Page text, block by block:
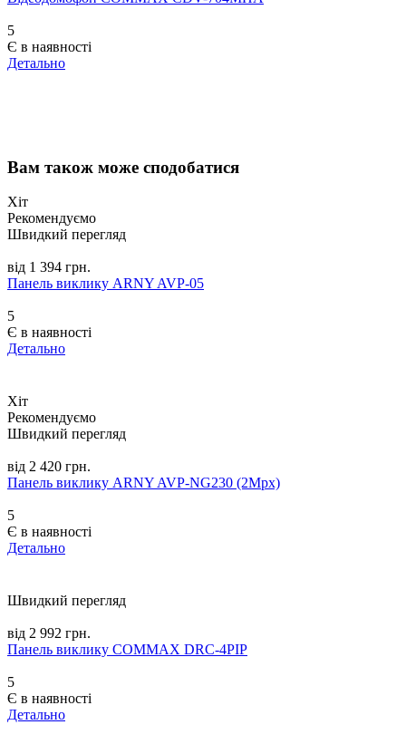
5
Є в наявності
Детально
Вам також може сподобатися
Хіт
Рекомендуємо
Швидкий перегляд
від 1 394 грн.
Панель виклику ARNY AVP-05
5
Є в наявності
Детально
Хіт
Рекомендуємо
Швидкий перегляд
від 2 420 грн.
Панель виклику ARNY AVP-NG230 (2Mpx)
5
Є в наявності
Детально
Швидкий перегляд
від 2 992 грн.
Панель виклику COMMAX DRC-4PIP
5
Є в наявності
Детально